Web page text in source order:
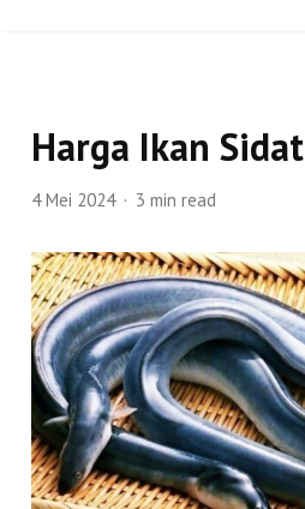
Harga Ikan Sidat
4 Mei 2024 3 min read